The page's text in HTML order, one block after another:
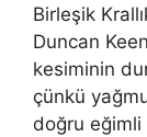
Birleşik
Duncan
kesiminin
çünkü
doğru eğimli